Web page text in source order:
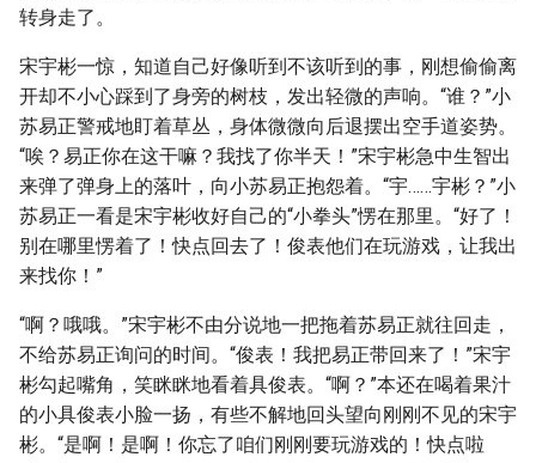
转身走了。
宋宇彬一惊，知道自己好像听到不该听到的事，刚想偷偷离
开却不小心踩到了身旁的树枝，发出轻微的声响。“谁？”小
苏易正警戒地盯着草丛，身体微微向后退摆出空手道姿势。
“唉？易正你在这干嘛？我找了你半天！”宋宇彬急中生智出
来弹了弹身上的落叶，向小苏易正抱怨着。“宇……宇彬？”小
苏易正一看是宋宇彬收好自己的“小拳头”愣在那里。“好了！
别在哪里愣着了！快点回去了！俊表他们在玩游戏，让我出
来找你！”
“啊？哦哦。”宋宇彬不由分说地一把拖着苏易正就往回走，
不给苏易正询问的时间。“俊表！我把易正带回来了！”宋宇
彬勾起嘴角，笑眯眯地看着具俊表。“啊？”本还在喝着果汁
的小具俊表小脸一扬，有些不解地回头望向刚刚不见的宋宇
彬。“是啊！是啊！你忘了咱们刚刚要玩游戏的！快点啦